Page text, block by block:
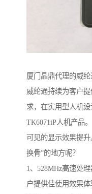
厦门晶鼎代理的威纶
威纶通持续为客户
求，在实用型人机
TK6071iP人机产品
可见的显示效果提
换骨”的地方呢？
1、528MHz高速处
户提供佳使用效果